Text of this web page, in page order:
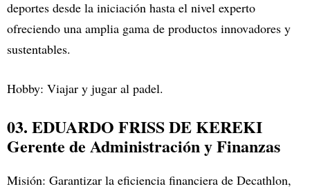
deportes desde la iniciación hasta el nivel experto
ofreciendo una amplia gama de productos innovadores y
sustentables.
Hobby: Viajar y jugar al padel.
03. EDUARDO FRISS DE KEREKI
Gerente de Administración y Finanzas
Misión: Garantizar la eficiencia financiera de Decathlon,